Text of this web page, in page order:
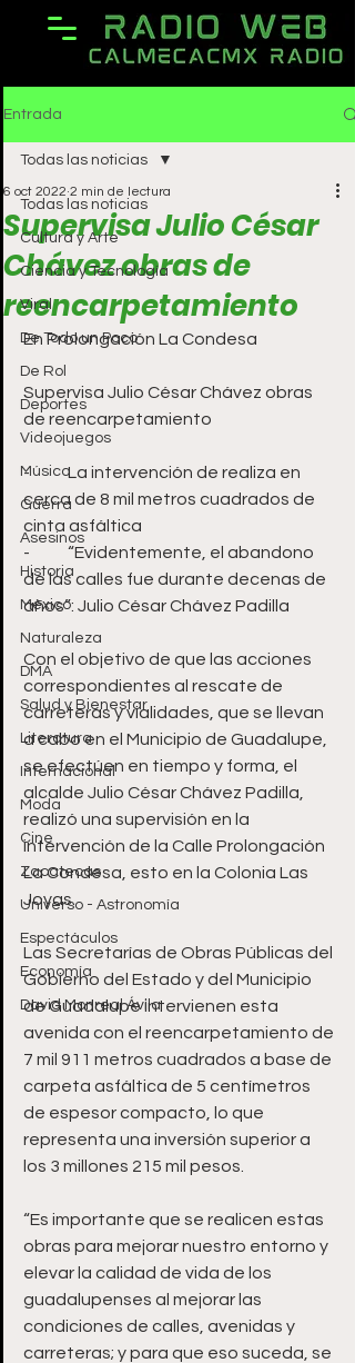
Entrada
Todas las noticias
Cultura y Arte
Ciencia y Tecnología
Viral
De Todo un Poco
De Rol
Deportes
Videojuegos
Música
Guerra
Asesinos
Historia
México
Naturaleza
DMA
Salud y Bienestar
Literatura
Internacional
Moda
Cine
Zacatecas
Universo - Astronomía
Espectáculos
Economía
David Monreal Ávila
Todas las noticias
Supervisa Julio César
Chávez obras de
reencarpetamiento
6 oct 2022 2 min de lectura
En Prolongación La Condesa
Supervisa Julio César Chávez obras
de reencarpetamiento
-	La intervención de realiza en
cerca de 8 mil metros cuadrados de
cinta asfáltica
-	“Evidentemente, el abandono
de las calles fue durante decenas de
años”: Julio César Chávez Padilla
Con el objetivo de que las acciones
correspondientes al rescate de
carreteras y vialidades, que se llevan
a cabo en el Municipio de Guadalupe,
se efectúen en tiempo y forma, el
alcalde Julio César Chávez Padilla,
realizó una supervisión en la
intervención de la Calle Prolongación
La Condesa, esto en la Colonia Las
Joyas.
Las Secretarías de Obras Públicas del
Gobierno del Estado y del Municipio
de Guadalupe intervienen esta
avenida con el reencarpetamiento de
7 mil 911 metros cuadrados a base de
carpeta asfáltica de 5 centímetros
de espesor compacto, lo que
representa una inversión superior a
los 3 millones 215 mil pesos.
“Es importante que se realicen estas
obras para mejorar nuestro entorno y
elevar la calidad de vida de los
guadalupenses al mejorar las
condiciones de calles, avenidas y
carreteras; y para que eso suceda, se